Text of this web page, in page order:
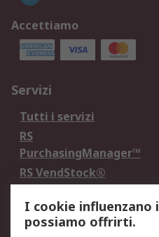
Accettiamo
Servizi
Tutti i servizi
RS
PurchasingManager™
RS VendStock®
Legale
I cookie influenzano
possiamo offrirti.